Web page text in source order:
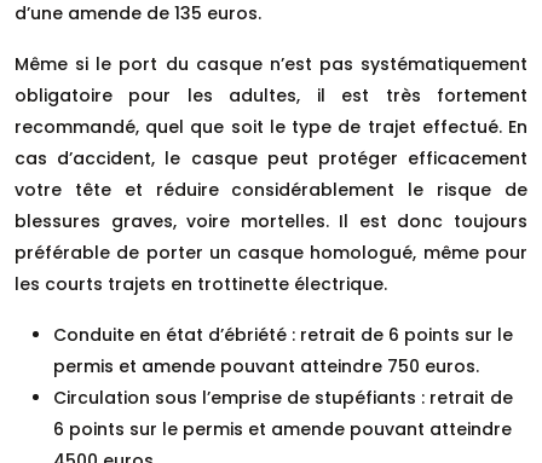
d’une amende de 135 euros.
Même si le port du casque n’est pas systématiquement
obligatoire pour les adultes, il est très fortement
recommandé, quel que soit le type de trajet effectué. En
cas d’accident, le casque peut protéger efficacement
votre tête et réduire considérablement le risque de
blessures graves, voire mortelles. Il est donc toujours
préférable de porter un casque homologué, même pour
les courts trajets en trottinette électrique.
Conduite en état d’ébriété : retrait de 6 points sur le
permis et amende pouvant atteindre 750 euros.
Circulation sous l’emprise de stupéfiants : retrait de
6 points sur le permis et amende pouvant atteindre